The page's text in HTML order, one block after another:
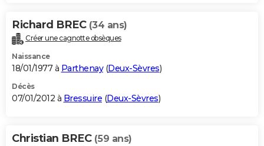
Richard BREC (34 ans)
Créer une cagnotte obsèques
Naissance
18/01/1977 à Parthenay(Deux-Sèvres)
Décès
07/01/2012 à Bressuire (Deux-Sèvres)
Christian BREC (59 ans)